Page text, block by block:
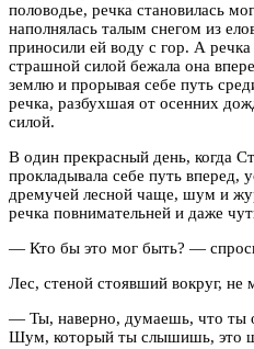
половодье, речка становилась
наполнялась талым снегом из
приносили ей воду с гор. А
страшной силой бежала она
землю и прорывая себе путь
речка, разбухшая от осенних
силой.
В один прекрасный день, когда
прокладывала себе путь вперед,
дремучей лесной чаще, шум и
речка повнимательней и даже
— Кто бы это мог быть? —
Лес, стеной стоявший вокруг, не
— Ты, наверно, думаешь, что ты
Шум, который ты слышишь, это